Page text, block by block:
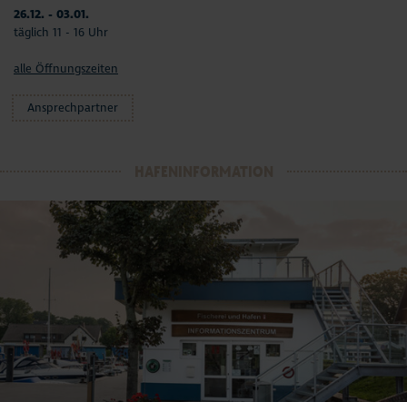
26.12. - 03.01.
täglich 11 - 16 Uhr
alle Öffnungszeiten
Ansprechpartner